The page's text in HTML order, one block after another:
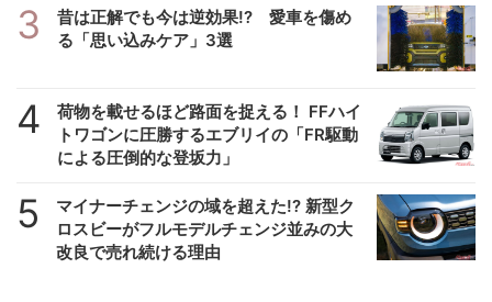
3
昔は正解でも今は逆効果!? 愛車を傷め
る「思い込みケア」3選
4
荷物を載せるほど路面を捉える！ FFハイ
トワゴンに圧勝するエブリイの「FR駆動
による圧倒的な登坂力」
5
マイナーチェンジの域を超えた!? 新型ク
ロスビーがフルモデルチェンジ並みの大
改良で売れ続ける理由